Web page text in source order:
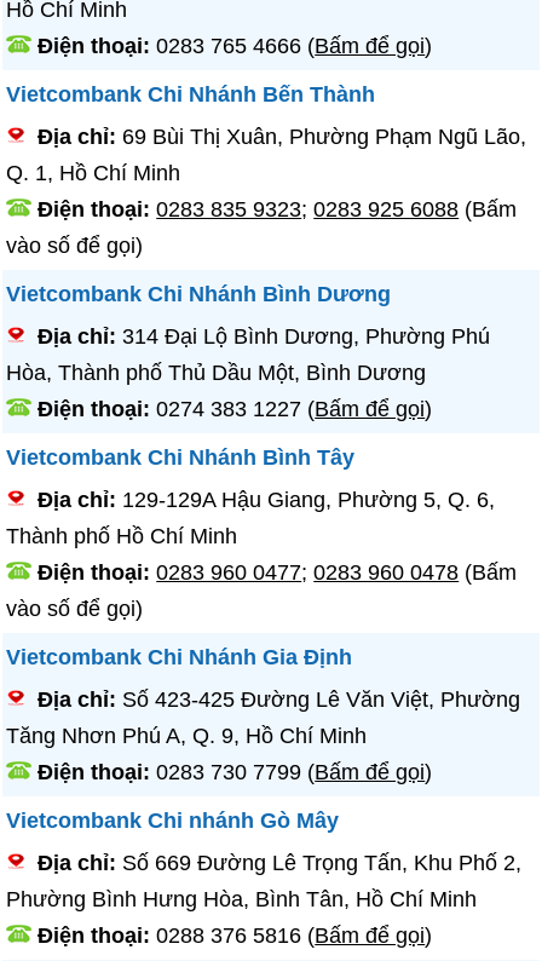
Hồ Chí Minh
Điện thoại:0283 765 4666 (Bấm để gọi)
Vietcombank Chi Nhánh Bến Thành
Địa chỉ: 69 Bùi Thị Xuân, Phường Phạm Ngũ Lão,
Q. 1, Hồ Chí Minh
Điện thoại:0283 835 9323;0283 925 6088 (Bấm
vào số để gọi)
Vietcombank Chi Nhánh Bình Dương
Địa chỉ:314 Đại Lộ Bình Dương, Phường Phú
Hòa, Thành phố Thủ Dầu Một, Bình Dương
Điện thoại:0274 383 1227 (Bấm để gọi)
Vietcombank Chi Nhánh Bình Tây
Địa chỉ: 129-129A Hậu Giang, Phường 5, Q. 6,
Thành phố Hồ Chí Minh
Điện thoại:0283 960 0477;0283 960 0478 (Bấm
vào số để gọi)
Vietcombank Chi Nhánh Gia Định
Địa chỉ: Số 423-425 Đường Lê Văn Việt, Phường
Tăng Nhơn Phú A, Q. 9, Hồ Chí Minh
Điện thoại:0283 730 7799 (Bấm để gọi)
Vietcombank Chi nhánh Gò Mây
Địa chỉ: Số 669 Đường Lê Trọng Tấn, Khu Phố 2,
Phường Bình Hưng Hòa, Bình Tân, Hồ Chí Minh
Điện thoại:0288 376 5816 (Bấm để gọi)